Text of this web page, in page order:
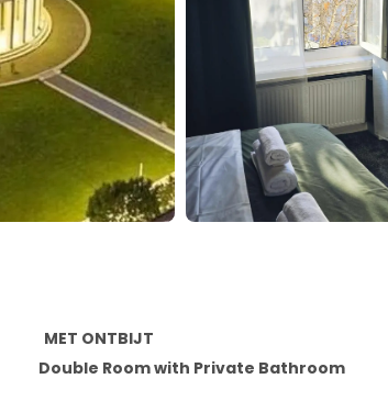
MET ONTBIJT
Double Room with Private Bathroom